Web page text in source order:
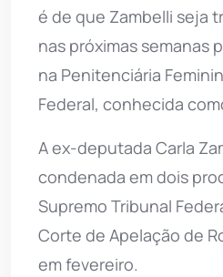
é de que Zambelli seja
nas próximas semanas
na Penitenciária
Federal, conhecida
A ex-deputada Carla
condenada em dois
Supremo Tribunal
Corte de Apelação de
em fevereiro.